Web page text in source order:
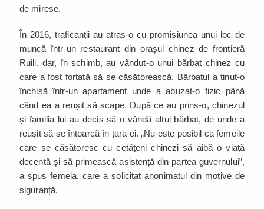
de mirese.
În 2016, traficanții au atras-o cu promisiunea unui loc de
muncă într-un restaurant din orașul chinez de frontieră
Ruili, dar, în schimb, au vândut-o unui bărbat chinez cu
care a fost forțată să se căsătorească. Bărbatul a ținut-o
închisă într-un apartament unde a abuzat-o fizic până
când ea a reușit să scape. După ce au prins-o, chinezul
și familia lui au decis să o vândă altui bărbat, de unde a
reușit să se întoarcă în țara ei. „Nu este posibil ca femeile
care se căsătoresc cu cetățeni chinezi să aibă o viață
decentă și să primească asistență din partea guvernului”,
a spus femeia, care a solicitat anonimatul din motive de
siguranță.